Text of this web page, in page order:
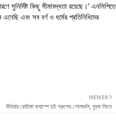
সুনির্দিষ্ট কিছু সীমাবদ্ধতা রয়েছে।’ এনসিপিতে
এবং সব বর্ণ ও ধর্মের প্রতিনিধিদের
NEWER
উখিয়ায় রোহিঙ্গা ক্যাম্পে দুই গ্রুপের গোলাগুলি, যুবক নিহত